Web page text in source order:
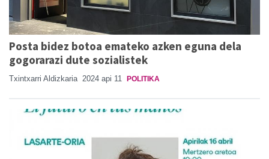
Posta bidez botoa emateko azken eguna dela
gogorarazi dute sozialistek
Txintxarri Aldizkaria 2024 api 11 POLITIKA